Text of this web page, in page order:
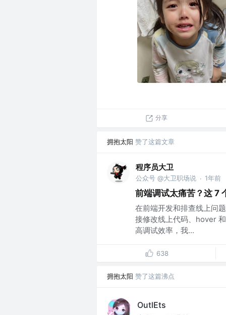
分享
拥抱太阳 赞了这篇文章
程序员大卫
公众号 @大卫职场说 · 1年前
前端调试太痛苦？这 7
在前端开发和排查线上问
接修改线上代码、hover
高调试效率，我...
638
拥抱太阳 赞了这篇沸点
OutlEts